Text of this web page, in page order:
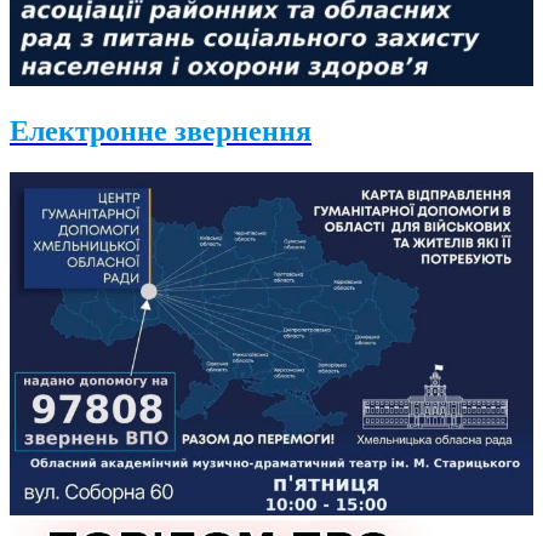
Електронне звернення